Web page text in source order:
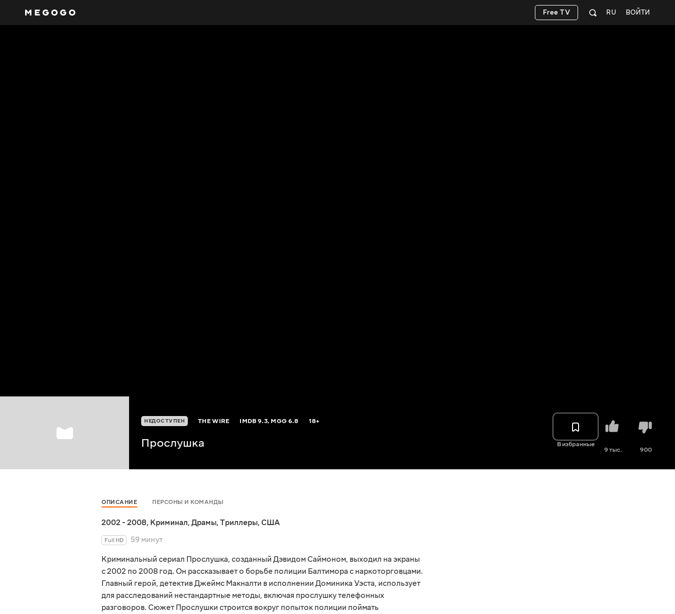
ВОЙТИ
RU
Free TV
НЕДОСТУПЕН THE WIRE IMDB9.3, MGG6.8 18+
Прослушка В избранные
9 тыс. 900
ОПИСАНИЕ ПЕРСОНЫ И КОМАНДЫ
2002 - 2008, Криминал, Драмы, Триллеры, США
Full HD
59 минут
Криминальный сериал Прослушка, созданный Дэвидом Саймоном, выходил на экраны
с 2002 по 2008 год. Он рассказывает о борьбе полиции Балтимора с наркоторговцами.
Главный герой, детектив Джеймс Макналти в исполнении Доминика Уэста, использует
для расследований нестандартные методы, включая прослушку телефонных
разговоров. Сюжет Прослушки строится вокруг попыток полиции поймать